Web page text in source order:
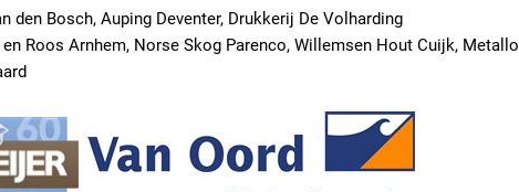
den Bosch, Auping Deventer, Drukkerij De Volharding
Roos Arnhem, Norse Skog Parenco, Willemsen Hout Cuijk, Metallo